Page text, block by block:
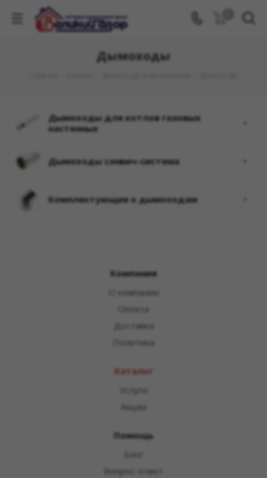
Дымоходы
дымоходы для котлов газовых
настенных
дымоходы сэнвич-система
комплектующие к дымоходам
Компания
О компании
Оплата
Доставка
Политика
Каталог
Услуги
Акции
Помощь
Блог
Вопрос-ответ